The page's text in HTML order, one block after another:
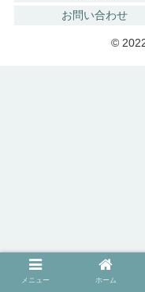
お問い合わせ
©
メニュー ホーム